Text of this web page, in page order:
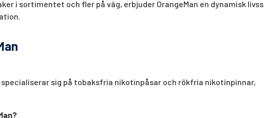
i sortimentet och fler på väg, erbjuder OrangeMan en dynamisk
sig på tobaksfria nikotinpåsar och rökfria nikotinpinnar,